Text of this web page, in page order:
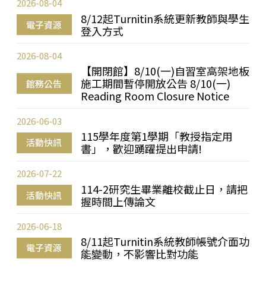
電子資源
8/12起Turnitin系統更新教師與學生
登入方式
2026-08-04
館務公告
【開閉館】8/10(一)自習室高架地板
施工期間暫停開放公告 8/10(一)
Reading Room Closure Notice
2026-08-04
活動快訊
115學年度第1學期「教授指定用
書」，歡迎踴躍提出申請!
2026-06-03
活動快訊
114-2研究生畢業離校截止日，請把
握時間上傳論文
2026-07-22
電子資源
8/11起Turnitin系統教師帳號介面功
能變動，不影響比對功能
2026-06-18